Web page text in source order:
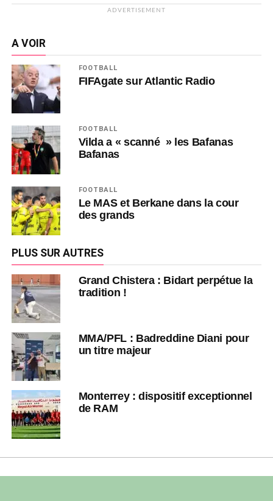
ADVERTISEMENT
A VOIR
FOOTBALL
FIFAgate sur Atlantic Radio
FOOTBALL
Vilda a « scanné » les Bafanas
Bafanas
FOOTBALL
Le MAS et Berkane dans la cour
des grands
PLUS SUR AUTRES
Grand Chistera : Bidart perpétue la
tradition !
MMA/PFL : Badreddine Diani pour
un titre majeur
Monterrey : dispositif exceptionnel
de RAM